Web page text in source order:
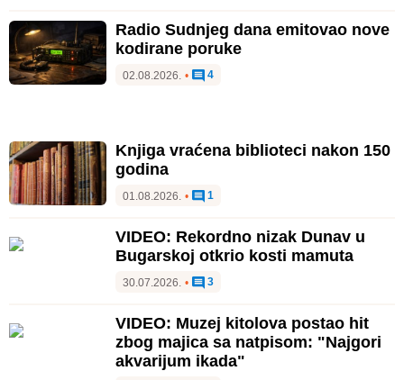
Radio Sudnjeg dana emitovao nove
kodirane poruke
02.08.2026. • 4
Knjiga vraćena biblioteci nakon 150
godina
01.08.2026. • 1
VIDEO: Rekordno nizak Dunav u
Bugarskoj otkrio kosti mamuta
30.07.2026. • 3
VIDEO: Muzej kitolova postao hit
zbog majica sa natpisom: "Najgori
akvarijum ikada"